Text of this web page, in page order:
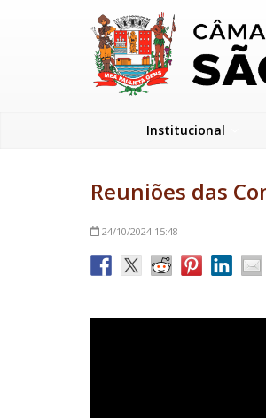
Institucional
Reuniões das
24/10/202415:48